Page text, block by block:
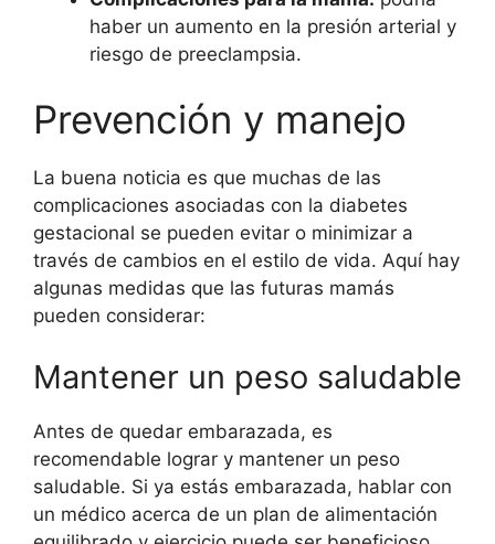
haber un aumento en la presión arterial y
riesgo de preeclampsia.
Prevención y manejo
La buena noticia es que muchas de las
complicaciones asociadas con la diabetes
gestacional se pueden evitar o minimizar a
través de cambios en el estilo de vida. Aquí hay
algunas medidas que las futuras mamás
pueden considerar:
Mantener un peso saludable
Antes de quedar embarazada, es
recomendable lograr y mantener un peso
saludable. Si ya estás embarazada, hablar con
un médico acerca de un plan de alimentación